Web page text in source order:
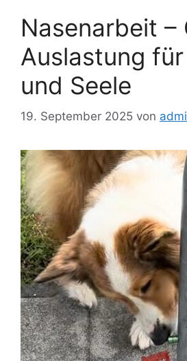
Nasenarbeit –
Auslastung
und Seele
19. September 2025 von